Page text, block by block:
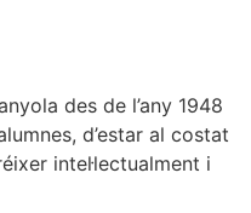
des de l’any 1948
d’estar al costat
intel·lectualment i